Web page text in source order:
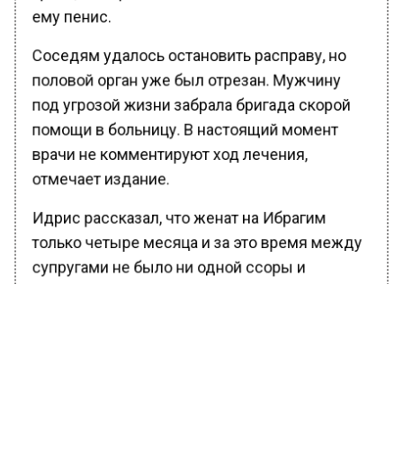
ему пенис.
Соседям удалось остановить расправу, но
половой орган уже был отрезан. Мужчину
под угрозой жизни забрала бригада скорой
помощи в больницу. В настоящий момент
врачи не комментируют ход лечения,
отмечает издание.
Идрис рассказал, что женат на Ибрагим
только четыре месяца и за это время между
супругами не было ни одной ссоры и